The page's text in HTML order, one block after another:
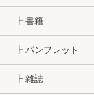
┣ 書籍
┣ パンフレット
┣ 雑誌